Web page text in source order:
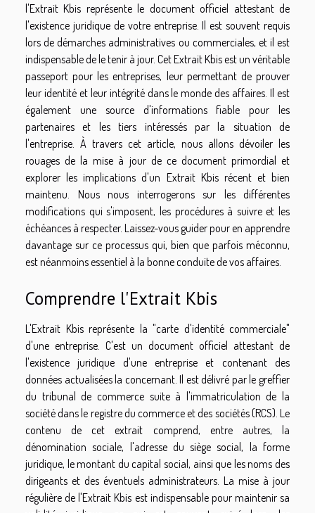
l'Extrait Kbis représente le document officiel attestant de
l'existence juridique de votre entreprise. Il est souvent requis
lors de démarches administratives ou commerciales, et il est
indispensable de le tenir à jour. Cet Extrait Kbis est un véritable
passeport pour les entreprises, leur permettant de prouver
leur identité et leur intégrité dans le monde des affaires. Il est
également une source d'informations fiable pour les
partenaires et les tiers intéressés par la situation de
l'entreprise. À travers cet article, nous allons dévoiler les
rouages de la mise à jour de ce document primordial et
explorer les implications d'un Extrait Kbis récent et bien
maintenu. Nous nous interrogerons sur les différentes
modifications qui s'imposent, les procédures à suivre et les
échéances à respecter. Laissez-vous guider pour en apprendre
davantage sur ce processus qui, bien que parfois méconnu,
est néanmoins essentiel à la bonne conduite de vos affaires.
Comprendre l'Extrait Kbis
L'Extrait Kbis représente la "carte d'identité commerciale"
d'une entreprise. C'est un document officiel attestant de
l'existence juridique d'une entreprise et contenant des
données actualisées la concernant. Il est délivré par le greffier
du tribunal de commerce suite à l'immatriculation de la
société dans le registre du commerce et des sociétés (RCS). Le
contenu de cet extrait comprend, entre autres, la
dénomination sociale, l'adresse du siège social, la forme
juridique, le montant du capital social, ainsi que les noms des
dirigeants et des éventuels administrateurs. La mise à jour
régulière de l'Extrait Kbis est indispensable pour maintenir sa